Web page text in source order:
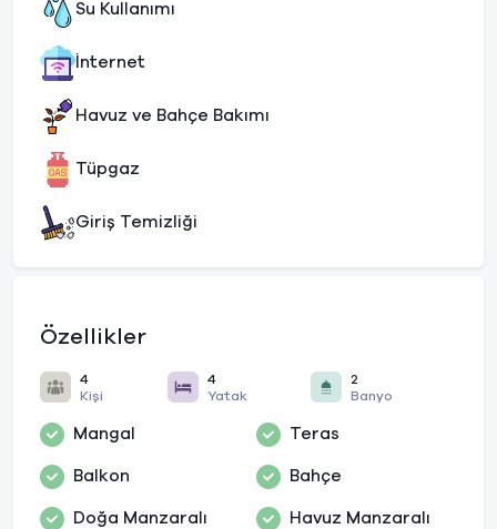
Su Kullanımı
İnternet
Havuz ve Bahçe Bakımı
Tüpgaz
Giriş Temizliği
Özellikler
4
Kişi
4
Yatak
2
Banyo
Mangal Teras
Balkon Bahçe
Doğa Manzaralı Havuz Manzaralı